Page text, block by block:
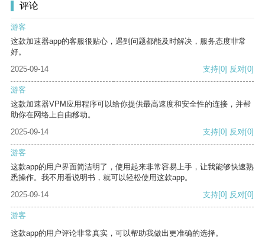
评论
游客
这款加速器app的客服很贴心，遇到问题都能及时解决，服务态度非常
好。
2025-09-14
支持[0] 反对[0]
游客
这款加速器VPM应用程序可以给你提供最高速度和安全性的连接，并帮
助你在网络上自由移动。
2025-09-14
支持[0] 反对[0]
游客
这款app的用户界面简洁明了，使用起来非常容易上手，让我能够快速熟
悉操作。我不用看说明书，就可以轻松使用这款app。
2025-09-14
支持[0] 反对[0]
游客
这款app的用户评论非常真实，可以帮助我做出更准确的选择。